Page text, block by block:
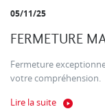
05/11/25
FERMETURE
Fermeture
votre compréhension.
Lire la suite